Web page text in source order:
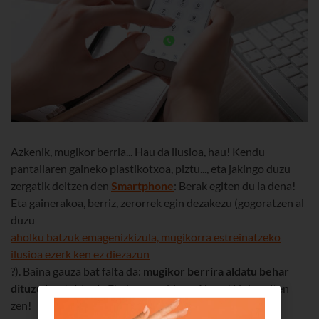
Azkenik, mugikor berria... Hau da ilusioa, hau! Kendu
pantailaren gaineko plastikotxoa, piztu..., eta jakingo duzu
zergatik deitzen den Smartphone: Berak egiten du ia dena!
Eta gainerakoa, berriz, zerorrek egin dezakezu (gogoratzen al
duzu
aholku batzuk emagenizkizula, mugikorra estreinatzeko
ilusioa ezerk ken ez diezazun
?). Baina gauza bat falta da: mugikor berrira aldatu behar
dituzu kontaktuak. Eta horra galdera: Ai ene! Nola egiten
zen!